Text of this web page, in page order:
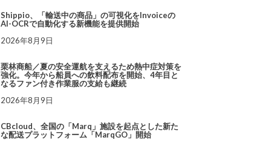
Shippio、「輸送中の商品」の可視化をInvoiceの
AI-OCRで自動化する新機能を提供開始
2026年8月9日
栗林商船／夏の安全運航を支えるため熱中症対策を
強化。今年から船員への飲料配布を開始、4年目と
なるファン付き作業服の支給も継続
2026年8月9日
CBcloud、全国の「Marq」施設を起点とした新た
な配送プラットフォーム「MarqGO」開始